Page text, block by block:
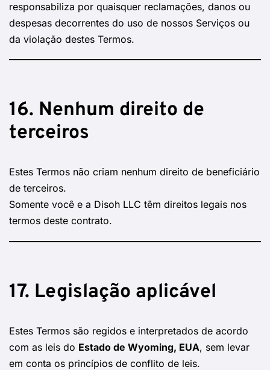
responsabiliza por quaisquer reclamações, danos ou
despesas decorrentes do uso de nossos Serviços ou
da violação destes Termos.
16. Nenhum direito de
terceiros
Estes Termos não criam nenhum direito de beneficiário
de terceiros.
Somente você e a Disoh LLC têm direitos legais nos
termos deste contrato.
17. Legislação aplicável
Estes Termos são regidos e interpretados de acordo
com as leis do Estado de Wyoming, EUA, sem levar
em conta os princípios de conflito de leis.